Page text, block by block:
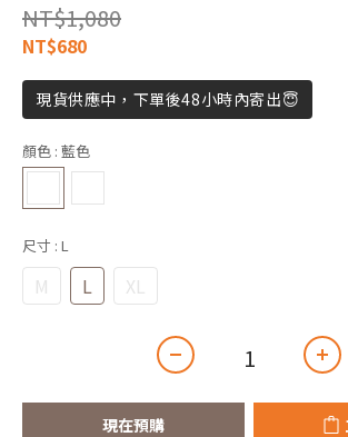
NT$1,080
NT$680
現貨供應中，下單後48小時內寄出😇
顏色 : 藍色
尺寸 : L
M L XL
現在預購